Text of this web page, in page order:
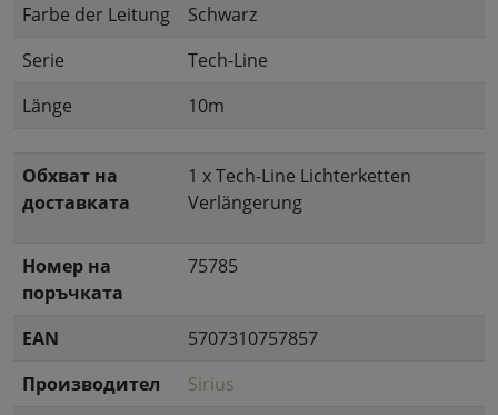
Farbe der Leitung
Schwarz
Serie
Tech-Line
Länge
10m
Обхват на
доставката
1 x Tech-Line Lichterketten
Verlängerung
Номер на
поръчката
75785
EAN
5707310757857
Производител
Sirius